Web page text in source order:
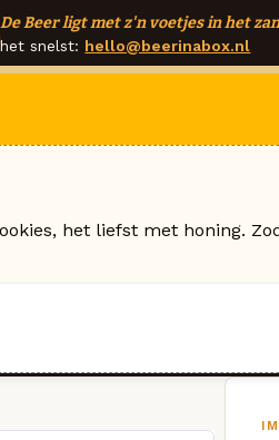
De Beer ligt met z'n voetjes in het
het snelst: hello@beerinabox.nl
het liefst met honing.